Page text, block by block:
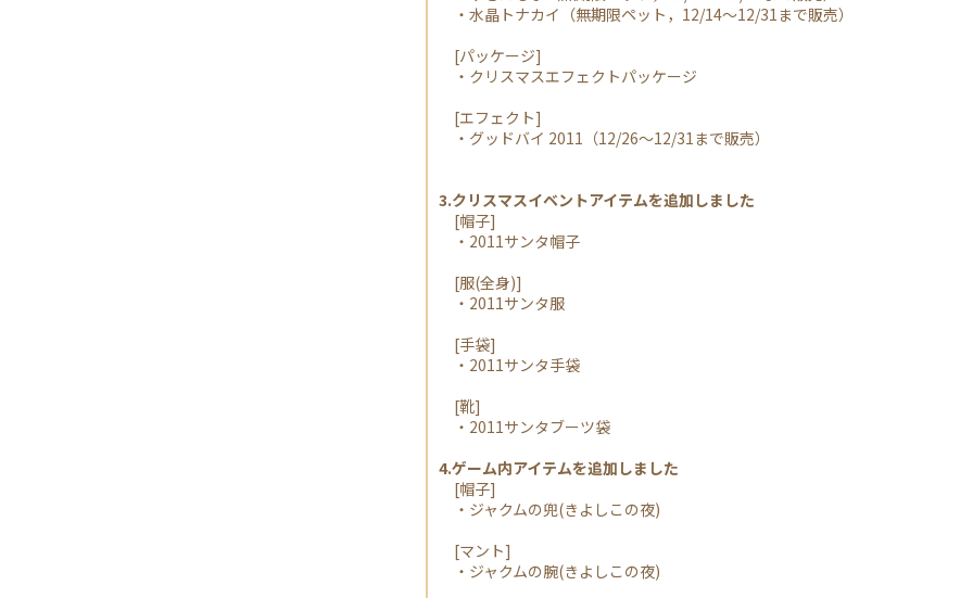
・水晶トナカイ（無期限ペット，12/14～12/31まで販売）
[パッケージ]
・クリスマスエフェクトパッケージ
[エフェクト]
・グッドバイ 2011（12/26～12/31まで販売）
3.クリスマスイベントアイテムを追加しました
[帽子]
・2011サンタ帽子
[服(全身)]
・2011サンタ服
[手袋]
・2011サンタ手袋
[靴]
・2011サンタブーツ袋
4.ゲーム内アイテムを追加しました
[帽子]
・ジャクムの兜(きよしこの夜)
[マント]
・ジャクムの腕(きよしこの夜)